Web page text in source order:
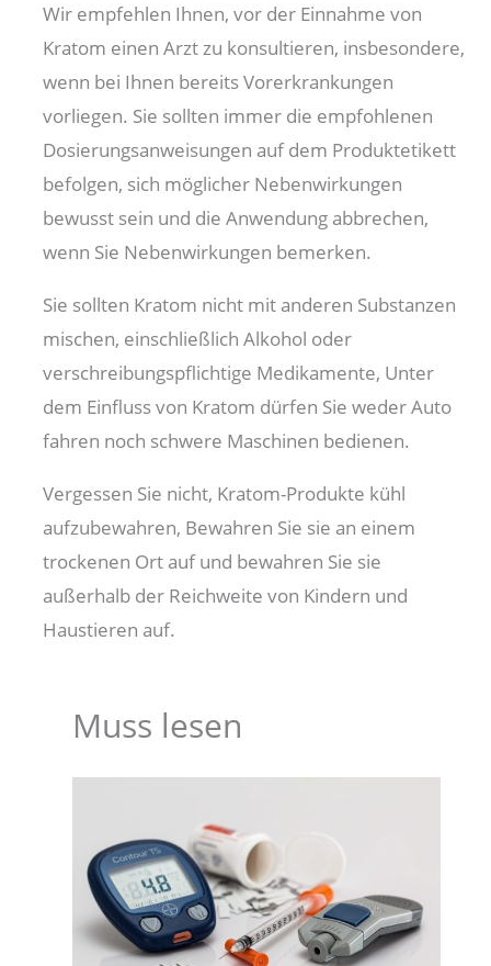
Wir empfehlen Ihnen, vor der Einnahme von
Kratom einen Arzt zu konsultieren, insbesondere,
wenn bei Ihnen bereits Vorerkrankungen
vorliegen. Sie sollten immer die empfohlenen
Dosierungsanweisungen auf dem Produktetikett
befolgen, sich möglicher Nebenwirkungen
bewusst sein und die Anwendung abbrechen,
wenn Sie Nebenwirkungen bemerken.
Sie sollten Kratom nicht mit anderen Substanzen
mischen, einschließlich Alkohol oder
verschreibungspflichtige Medikamente, Unter
dem Einfluss von Kratom dürfen Sie weder Auto
fahren noch schwere Maschinen bedienen.
Vergessen Sie nicht, Kratom-Produkte kühl
aufzubewahren, Bewahren Sie sie an einem
trockenen Ort auf und bewahren Sie sie
außerhalb der Reichweite von Kindern und
Haustieren auf.
Muss lesen